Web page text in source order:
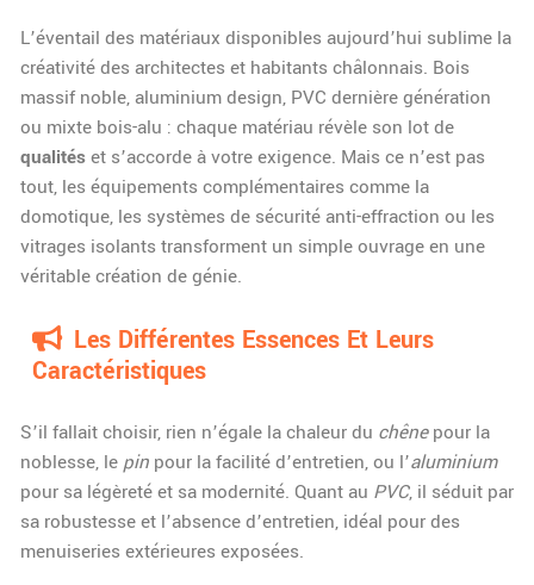
L’éventail des matériaux disponibles aujourd’hui sublime la
créativité des architectes et habitants châlonnais. Bois
massif noble, aluminium design, PVC dernière génération
ou mixte bois-alu : chaque matériau révèle son lot de
qualitéset s’accorde à votre exigence. Mais ce n’est pas
tout, les équipements complémentaires comme la
domotique, les systèmes de sécurité anti-effraction ou les
vitrages isolants transforment un simple ouvrage en une
véritable création de génie.
Les Différentes Essences Et Leurs
Caractéristiques
S’il fallait choisir, rien n’égale la chaleur du chênepour la
noblesse, le pin pour la facilité d’entretien, ou l’aluminium
pour sa légèreté et sa modernité. Quant au PVC, il séduit par
sa robustesse et l’absence d’entretien, idéal pour des
menuiseries extérieures exposées.